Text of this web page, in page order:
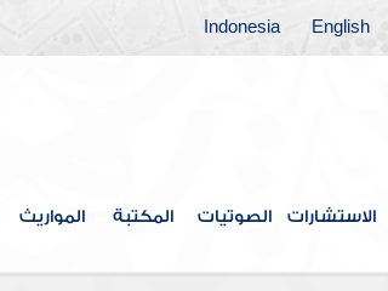
English
Indonesia
الاستشارات الصوتيات المكتبة المواريث